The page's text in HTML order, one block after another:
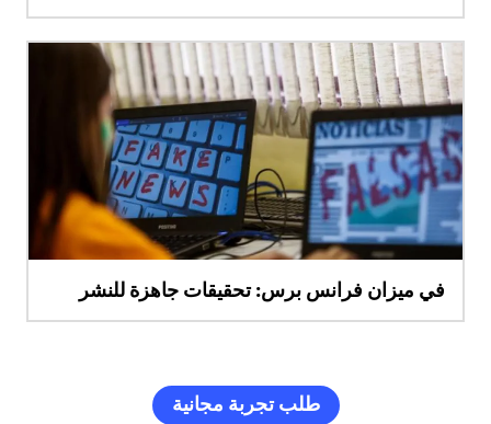
في ميزان فرانس برس: تحقيقات جاهزة للنشر
طلب تجربة مجانية